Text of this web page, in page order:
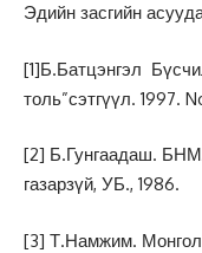
Эдийн засгийн
[1]Б.Батцэнгэл
толь”сэтгүүл. 1997.
[2] Б.Гунгаадаш.
газарзүй, УБ., 1986.
[3] Т.Намжим.